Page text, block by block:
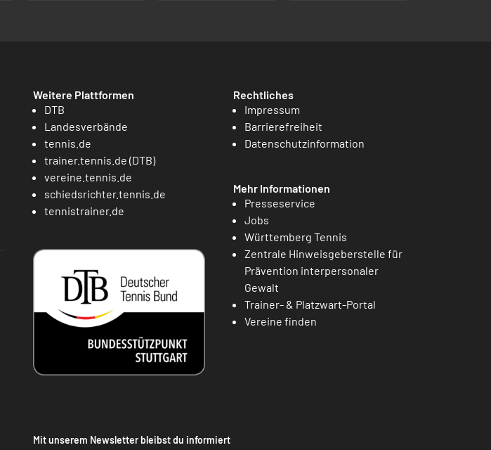
Weitere Plattformen
DTB
Landesverbände
tennis.de
trainer.tennis.de (DTB)
vereine.tennis.de
schiedsrichter.tennis.de
tennistrainer.de
Rechtliches
Impressum
Barrierefreiheit
Datenschutzinformation
Mehr Informationen
Presseservice
Jobs
Württemberg Tennis
Zentrale Hinweisgeberstelle für
Prävention interpersonaler
Gewalt
Trainer- & Platzwart-Portal
Vereine finden
Mit unserem Newsletter bleibst du informiert